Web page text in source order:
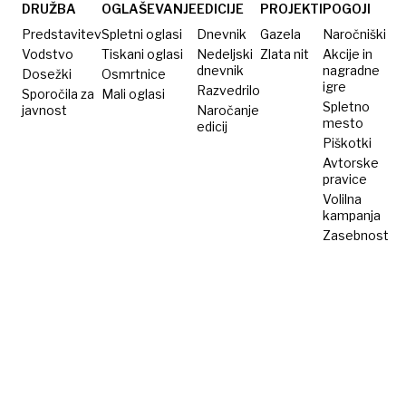
dejansko
umrlo
za
Putina?
šokantna«
še
iščejo
DRUŽBA
Predstavitev
Vodstvo
Dosežki
Sporočila za
javnost
OGLAŠEVANJE
Spletni oglasi
Tiskani oglasi
Osmrtnice
Mali oglasi
EDICIJE
Dnevnik
Nedeljski
dnevnik
Razvedrilo
Naročanje
edicij
PROJEKTI
Gazela
Zlata nit
POGOJI
Naročniški
Akcije in
nagradne
igre
Spletno
mesto
Piškotki
Avtorske
pravice
Volilna
kampanja
Zasebnost